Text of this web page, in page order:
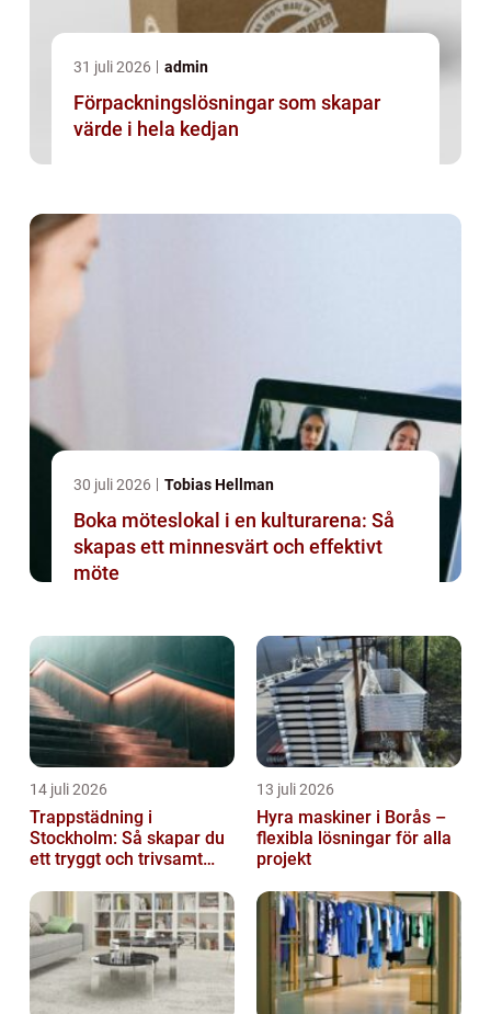
31 juli 2026 admin
Förpackningslösningar som skapar
värde i hela kedjan
30 juli 2026 Tobias Hellman
Boka möteslokal i en kulturarena: Så
skapas ett minnesvärt och effektivt
möte
14 juli 2026
Trappstädning i
Stockholm: Så skapar du
ett tryggt och trivsamt
13 juli 2026
Hyra maskiner i Borås –
flexibla lösningar för alla
projekt